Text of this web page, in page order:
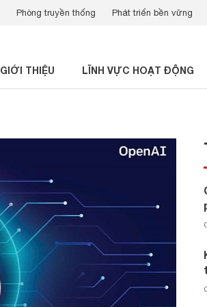
Phòng truyền thống Phát triển bền vững
GIỚI THIỆU LĨNH VỰC HOẠT ĐỘNG